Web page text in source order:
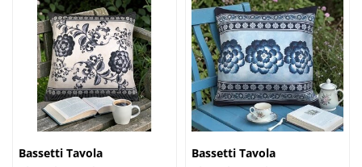
Bassetti Tavola
Bassetti Tavola